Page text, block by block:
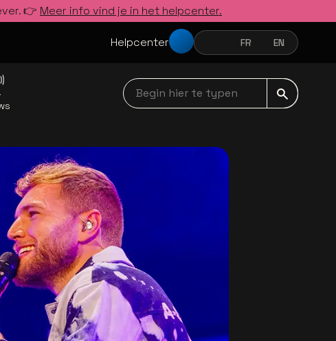
👉 Meer info vind je in het helpcenter.
Helpcenter NEDERLANDSFRANÇAIS
FR ENGLISH
EN
Begin hier te typen navbar